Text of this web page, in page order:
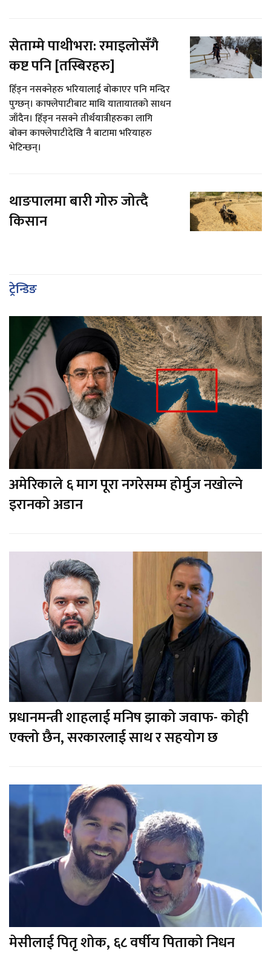
सेताम्मे पाथीभरा: रमाइलोसँगै
कष्ट पनि [तस्बिरहरु]
हिँड्न नसक्नेहरु भरियालाई बोकाएर पनि मन्दिर
पुग्छन्। काफ्लेपाटीबाट माथि यातायातको साधन
जाँदैन। हिँड्न नसक्ने तीर्थयात्रीहरुका लागि
बोक्न काफ्लेपाटीदेखि नै बाटामा भरियाहरु
भेटिन्छन्।
थाङपालमा बारी गोरु जोत्दै
किसान
ट्रेन्डिङ
अमेरिकाले ६ माग पूरा नगरेसम्म होर्मुज नखोल्ने
इरानको अडान
प्रधानमन्त्री शाहलाई मनिष झाको जवाफ- कोही
एक्लो छैन, सरकारलाई साथ र सहयोग छ
मेसीलाई पितृ शोक, ६८ वर्षीय पिताको निधन